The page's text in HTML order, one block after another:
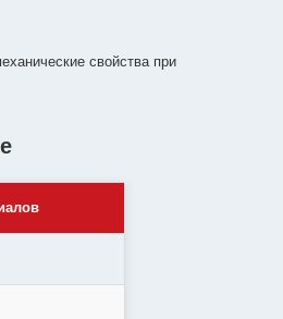
свойства при